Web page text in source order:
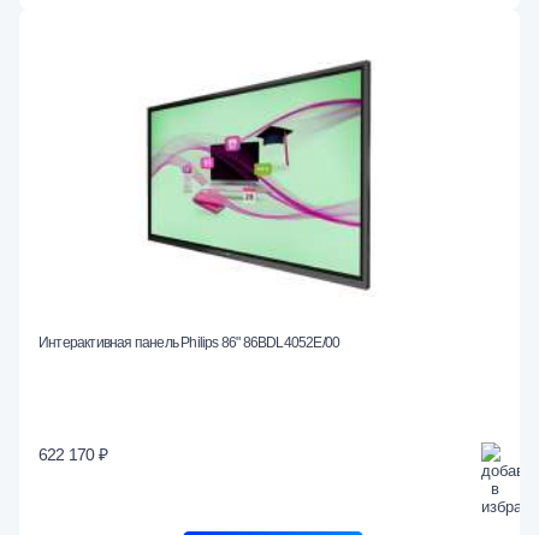
Интерактивная панель Philips 86" 86BDL4052E/00
622 170 ₽